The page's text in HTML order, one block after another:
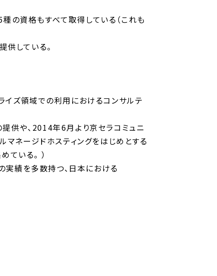
資格もすべて取得している（これも
している。
ズ領域での利用におけるコンサルテ
供や、2014年6月より京セラコミュニ
ネージドホスティングをはじめとする
いる。 ）
績を多数持つ、日本における